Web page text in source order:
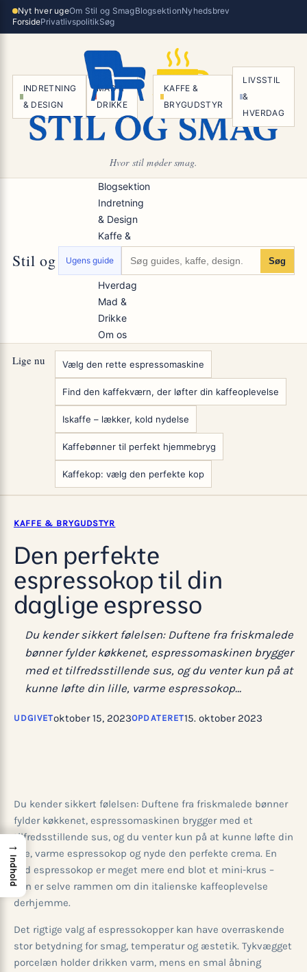
SpringNyt hver ugeOm Stil og SmagBlogsektionNyhedsbrev
ForsidePrivatlivspolitikSøg
INDRETNING
& DESIGN
MAD &
DRIKKE
KAFFE &
BRYGUDSTYR
LIVSSTIL
&
HVERDAG
Hvor stil møder smag.
Stil og Smag
Blogsektion
Indretning
& Design
Kaffe &
Hverdag
Mad &
Drikke
Om os
Ugens guide Søg
Lige nu Vælg den rette espressomaskine
Find den kaffekværn, der løfter din kaffeoplevelse
Iskaffe – lækker, kold nydelse
Kaffebønner til perfekt hjemmebryg
Kaffekop: vælg den perfekte kop
KAFFE & BRYGUDSTYR
Den perfekte
espressokop til din
daglige espresso
Du kender sikkert følelsen: Duftene fra friskmalede
bønner fylder køkkenet, espressomaskinen brygger
med et tilfredsstillende sus, og du venter kun på at
kunne løfte din lille, varme espressokop…
UDGIVEToktober 15, 2023OPDATERET15. oktober 2023
Du kender sikkert følelsen: Duftene fra friskmalede bønner
fylder køkkenet, espressomaskinen brygger med et
tilfredsstillende sus, og du venter kun på at kunne løfte din
lille, varme espressokop og nyde den perfekte crema. En
god espressokop er meget mere end blot et mini-krus –
den er selve rammen om din italienske kaffeoplevelse
derhjemme.
Det rigtige valg af espressokopper kan have overraskende
stor betydning for smag, temperatur og æstetik. Tykvægget
porcelæn holder drikken varm, mens en smal åbning
→
Indhold